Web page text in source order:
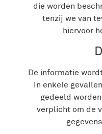
die worden
tenzij we van
hiervoor
De informatie
In enkele
gedeeld
verplicht om de